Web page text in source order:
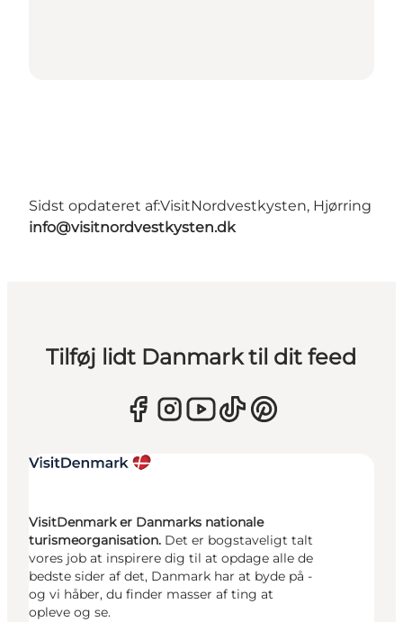
Sidst opdateret af:VisitNordvestkysten, Hjørring
info@visitnordvestkysten.dk
Tilføj lidt Danmark til dit feed
VisitDenmark er Danmarks nationale
turismeorganisation. Det er bogstaveligt talt
vores job at inspirere dig til at opdage alle de
bedste sider af det, Danmark har at byde på -
og vi håber, du finder masser af ting at
opleve og se.